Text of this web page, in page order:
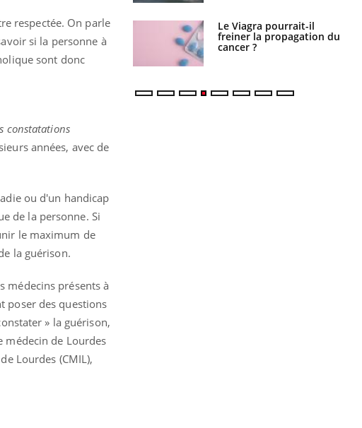
respectée. On parle
si la personne à
sont donc
constatations
années, avec de
ou d'un handicap
de la personne. Si
le maximum de
la guérison.
médecins présents à
poser des questions
» la guérison,
médecin de Lourdes
Lourdes (CMIL),
VIH : la fin du comprimé
tous les jours se profile-t-
elle enfin ?
Le Viagra pourrait-il
freiner la propagation du
cancer ?